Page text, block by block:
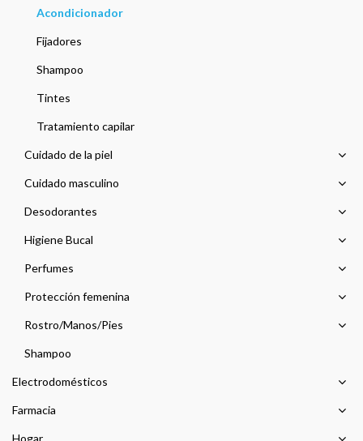
Acondicionador
Fijadores
Shampoo
Tintes
Tratamiento capilar
Cuidado de la piel
Cuidado masculino
Desodorantes
Higiene Bucal
Perfumes
Protección femenina
Rostro/Manos/Pies
Shampoo
Electrodomésticos
Farmacia